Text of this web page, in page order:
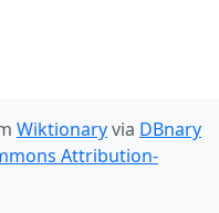
Wiktionaryvia DBnary
Attribution-